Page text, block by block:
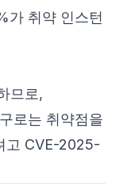
가 취약 인스턴
므로,
로는 취약점을
고 CVE-2025-